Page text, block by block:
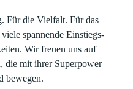
Für die Vielfalt. Für das
spannende Einstiegs-
Wir freuen uns auf
die mit ihrer Superpower
bewegen.